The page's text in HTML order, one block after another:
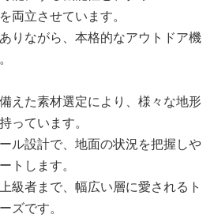
両立させています。
りながら、本格的なアウトドア機
えた素材選定により、様々な地形
っています。
ル設計で、地面の状況を把握しや
トします。
級者まで、幅広い層に愛されるト
ズです。